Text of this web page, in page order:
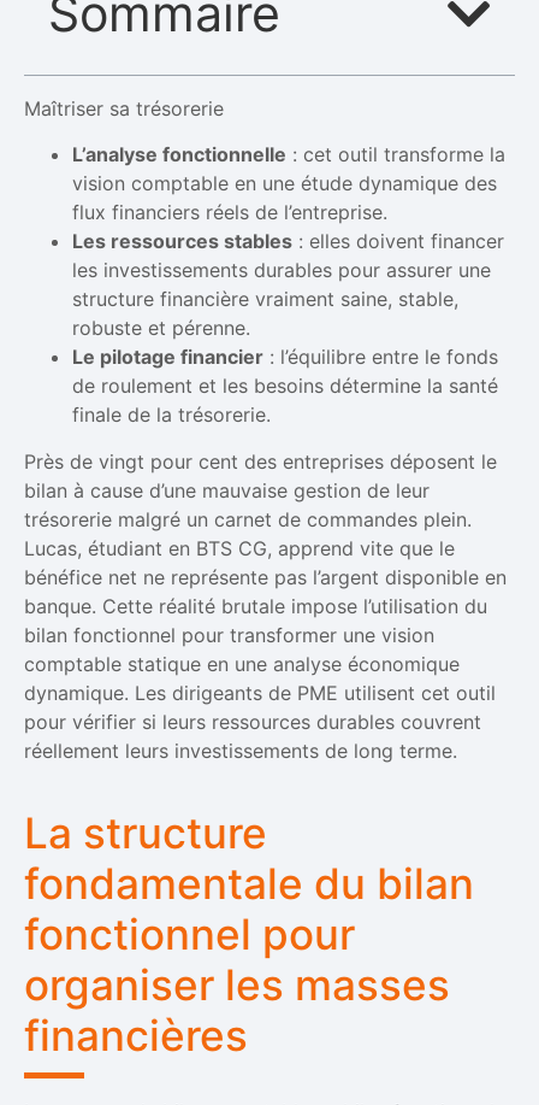
Sommaire
Maîtriser sa trésorerie
L’analyse fonctionnelle : cet outil transforme la
vision comptable en une étude dynamique des
flux financiers réels de l’entreprise.
Les ressources stables : elles doivent financer
les investissements durables pour assurer une
structure financière vraiment saine, stable,
robuste et pérenne.
Le pilotage financier : l’équilibre entre le fonds
de roulement et les besoins détermine la santé
finale de la trésorerie.
Près de vingt pour cent des entreprises déposent le
bilan à cause d’une mauvaise gestion de leur
trésorerie malgré un carnet de commandes plein.
Lucas, étudiant en BTS CG, apprend vite que le
bénéfice net ne représente pas l’argent disponible en
banque. Cette réalité brutale impose l’utilisation du
bilan fonctionnel pour transformer une vision
comptable statique en une analyse économique
dynamique. Les dirigeants de PME utilisent cet outil
pour vérifier si leurs ressources durables couvrent
réellement leurs investissements de long terme.
La structure
fondamentale du bilan
fonctionnel pour
organiser les masses
financières